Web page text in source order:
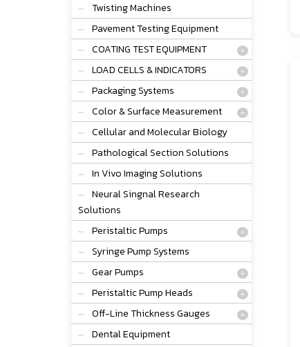
Twisting Machines
Pavement Testing Equipment
COATING TEST EQUIPMENT
LOAD CELLS & INDICATORS
Packaging Systems
Color & Surface Measurement
Cellular and Molecular Biology
Pathological Section Solutions
In Vivo Imaging Solutions
Neural Singnal Research
Solutions
Peristaltic Pumps
Syringe Pump Systems
Gear Pumps
Peristaltic Pump Heads
Off-Line Thickness Gauges
Dental Equipment